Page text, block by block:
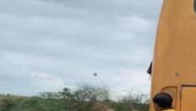
गई यात्रियों से
भारत शर्मा Aug 19, 2020